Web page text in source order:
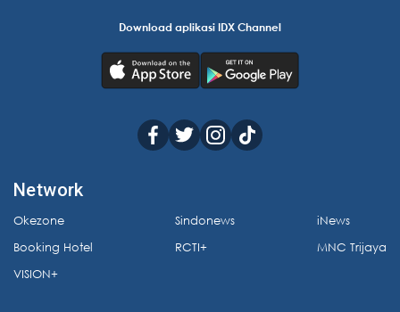
Download aplikasi IDX Channel
Network
Okezone
Booking Hotel
VISION+
Sindonews
RCTI+
iNews
MNC Trijaya